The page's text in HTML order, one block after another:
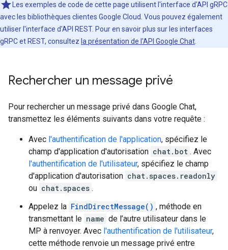
Les exemples de code de cette page utilisent l'interface d'API gRPC
avec les bibliothèques clientes Google Cloud. Vous pouvez également
utiliser l'interface d'API REST. Pour en savoir plus sur les interfaces
gRPC et REST, consultez la présentation de l'API Google Chat
Rechercher un message privé
Pour rechercher un message privé dans Google Chat,
transmettez les éléments suivants dans votre requête :
Avec l'authentification de l'application, spécifiez le
champ d'application d'autorisation chat.bot . Avec
l'authentification de l'utilisateur, spécifiez le champ
d'application d'autorisation chat.spaces.readonly
ou chat.spaces .
Appelez la FindDirectMessage() , méthode en
transmettant le name de l’autre utilisateur dans le
MP à renvoyer. Avec l'authentification de l'utilisateur,
cette méthode renvoie un message privé entre